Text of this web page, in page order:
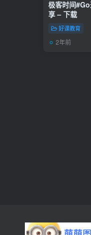
极客时间
享 – 下载
好课教育
2年前